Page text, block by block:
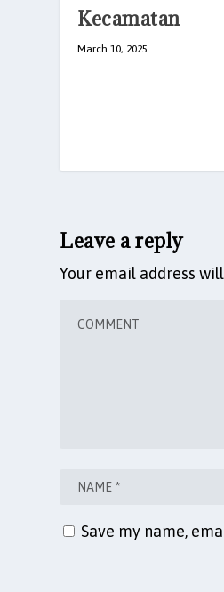
Kecamatan
March 10, 2025
Leave a reply
Your email address
Save my name,